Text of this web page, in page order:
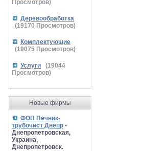
Просмотров)
Деревообработка
(19170 Просмотров)
Комплектующие
(19075 Просмотров)
Услуги (19044
Просмотров)
Новые фирмы
ФОП Печник-
трубочист Днепр -
Днепропетровская,
Украина,
Днепропетровск.